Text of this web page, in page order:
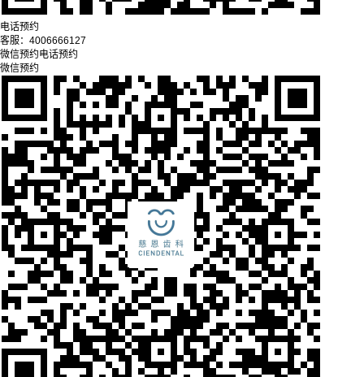
电话预约
客服： 4006666127
微信预约电话预约
微信预约